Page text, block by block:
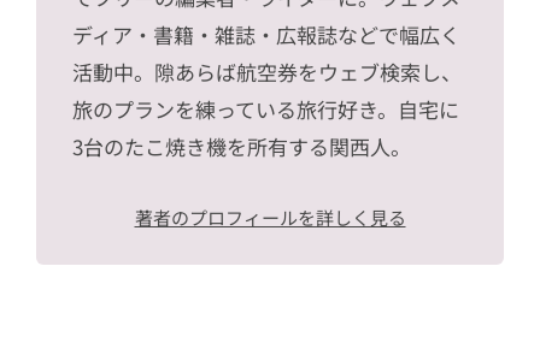
ディア・書籍・雑誌・広報誌などで幅広く
活動中。隙あらば航空券をウェブ検索し、
旅のプランを練っている旅行好き。自宅に
3台のたこ焼き機を所有する関西人。
著者のプロフィールを詳しく見る